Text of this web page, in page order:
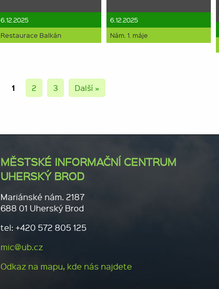
6.12.2025
Restaurace Balkán
6.12.2025
Nám. 1. máje
1 2 3 Další »
MĚSTSKÉ INFORMAČNÍ CENTRUM
UHERSKÝ BROD
Mariánské nám. 2187
688 01 Uherský Brod
tel: +420 572 805 125
mic@ub.cz
Odkaz na mapu, kde nás najdete